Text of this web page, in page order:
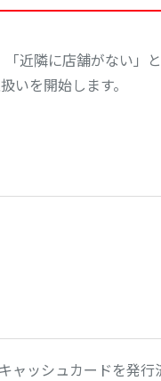
近隣に店舗がない」
いを開始します。
ャッシュカードを発